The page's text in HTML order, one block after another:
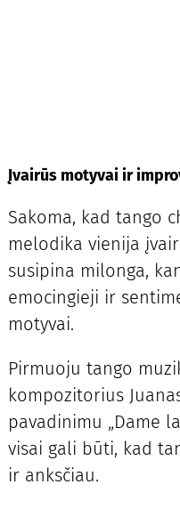
Įvairūs motyvai ir
Sakoma, kad tango
melodika vienija
susipina milonga,
emocingieji ir
motyvai.
Pirmuoju tango
kompozitorius
pavadinimu „Dame
visai gali būti, kad
ir anksčiau.